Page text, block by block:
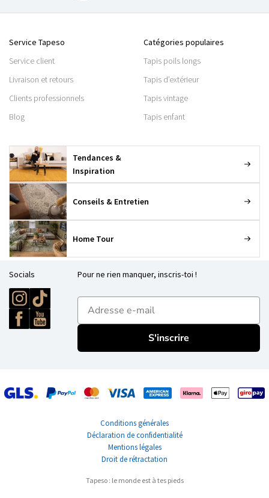
Service Tapeso
Service client
Livraison et retours
Clients professionnels
Blog
Catégories populaires
Tapis poils longs
Tapis d’extérieur
Tapis vintage
Tapis enfant
Tendances &
Inspiration
Conseils & Entretien
Home Tour
Socials Pour ne rien manquer, inscris-toi !
E-mailadres
S'inscrire
Conditions générales
Déclaration de confidentialité
Mentions légales
Droit de rétractation
Tapeso : le monde est à tes pieds